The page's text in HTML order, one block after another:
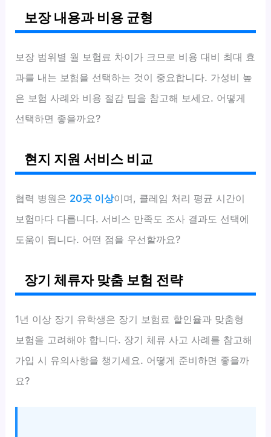
보장 내용과 비용 균형
보장 범위별 월 보험료 차이가 크므로 비용 대비 최대 효
과를 내는 보험을 선택하는 것이 중요합니다. 가성비 높
은 보험 사례와 비용 절감 팁을 참고해 보세요. 어떻게
선택하면 좋을까요?
현지 지원 서비스 비교
협력 병원은 20곳 이상이며, 클레임 처리 평균 시간이
보험마다 다릅니다. 서비스 만족도 조사 결과도 선택에
도움이 됩니다. 어떤 점을 우선할까요?
장기 체류자 맞춤 보험 전략
1년 이상 장기 유학생은 장기 보험료 할인율과 맞춤형
보험을 고려해야 합니다. 장기 체류 사고 사례를 참고해
가입 시 유의사항을 챙기세요. 어떻게 준비하면 좋을까
요?